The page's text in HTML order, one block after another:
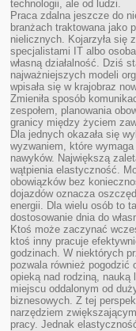
technologii, ale od ludzi.
Praca zdalna jeszcze do
branżach traktowana jako
nielicznych. Kojarzyła się
specjalistami IT albo
własną działalność. Dziś
najważniejszych modeli
wpisała się w krajobraz
Zmieniła sposób
zespołem, planowania
granicy między życiem
Dla jednych okazała się
wyzwaniem, które wymaga
nawyków. Największą
wątpienia elastyczność.
obowiązków bez
dojazdów oznacza
energii. Dla wielu osób to
dostosowanie dnia do
Ktoś może zaczynać
ktoś inny pracuje
godzinach. W niektórych
pozwala również pogodzić
opieką nad rodziną, nauką
miejscu oddalonym od
biznesowych. Z tej
narzędziem
pracy. Jednak